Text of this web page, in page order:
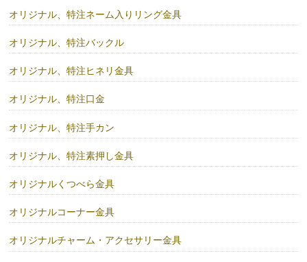
オリジナル、特注ネーム入りリング金具
オリジナル、特注バックル
オリジナル、特注ヒネリ金具
オリジナル、特注口金
オリジナル、特注手カン
オリジナル、特注素押し金具
オリジナルくつべら金具
オリジナルコーナー金具
オリジナルチャーム・アクセサリー金具